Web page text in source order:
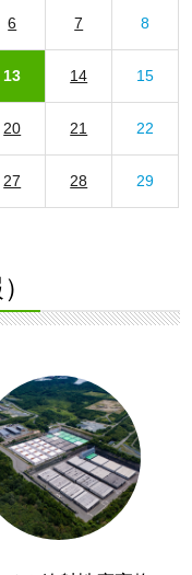
6 7 8
13 14 15
20 21 22
27 28 29